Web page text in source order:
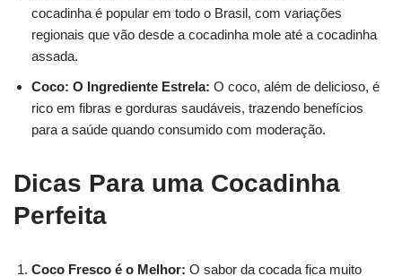
cocadinha é popular em todo o Brasil, com variações
regionais que vão desde a cocadinha mole até a cocadinha
assada.
Coco: O Ingrediente Estrela: O coco, além de delicioso, é
rico em fibras e gorduras saudáveis, trazendo benefícios
para a saúde quando consumido com moderação.
Dicas Para uma Cocadinha
Perfeita
Coco Fresco é o Melhor: O sabor da cocada fica muito